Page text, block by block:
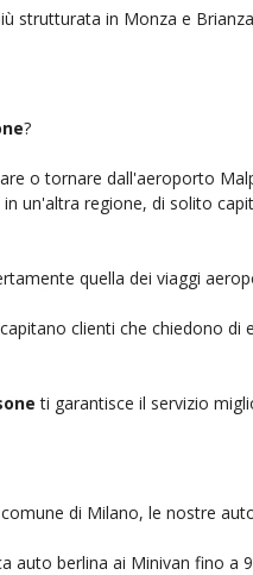
strutturata in Monza e
?
o tornare dall'aeroporto
un'altra regione, di solito
quella dei viaggi
clienti che chiedono
ti garantisce il servizio
di Milano, le nostre
auto berlina ai Minivan fino a